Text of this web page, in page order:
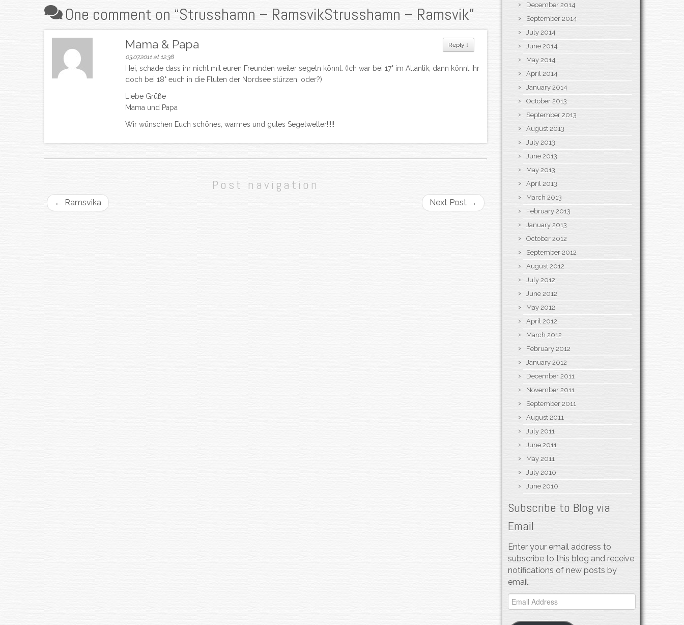
One comment on “Strusshamn – RamsvikStrusshamn – Ramsvik”
Reply ↓
Mama & Papa
03.07.2011 at 12:38
Hei, schade dass ihr nicht mit euren Freunden weiter segeln könnt. (Ich war bei 17° im Atlantik, dann könnt ihr
doch bei 18° euch in die Fluten der Nordsee stürzen, oder?)
Liebe Grüße
Mama und Papa
Wir wünschen Euch schönes, warmes und gutes Segelwetter!!!!!
Post navigation
← Ramsvika Next Post →
December 2014
September 2014
July 2014
June 2014
May 2014
April 2014
January 2014
October 2013
September 2013
August 2013
July 2013
June 2013
May 2013
April 2013
March 2013
February 2013
January 2013
October 2012
September 2012
August 2012
July 2012
June 2012
May 2012
April 2012
March 2012
February 2012
January 2012
December 2011
November 2011
September 2011
August 2011
July 2011
June 2011
May 2011
July 2010
June 2010
Subscribe to Blog via
Email
Enter your email address to
subscribe to this blog and receive
notifications of new posts by
email.
Email
Address